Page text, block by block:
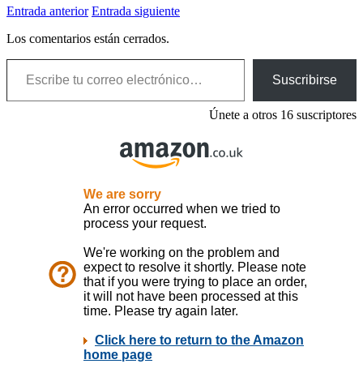
Entrada anterior Entrada siguiente
Los comentarios están cerrados.
Escribe tu correo electrónico…
Suscribirse
Únete a otros 16 suscriptores